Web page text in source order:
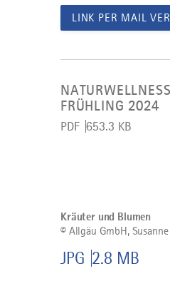
LINK PER MAIL
FRÜHLING 2024
PDF 653.3 KB
Allgäu
Angebote
Frühling
2024
herunterladen
Kräuter und Blumen
©Allgäu GmbH, Susanne
JPG 2.8 MB
und
Blumen
herunterladen